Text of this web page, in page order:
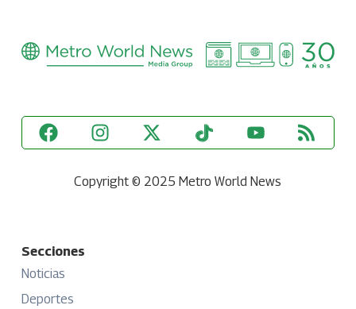
Copyright © 2025 Metro World News
Secciones
Noticias
Deportes